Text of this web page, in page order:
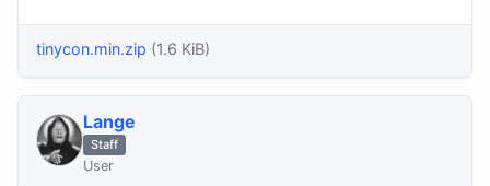
tinycon.min.zip (1.6 KiB)
Lange
Staff
User